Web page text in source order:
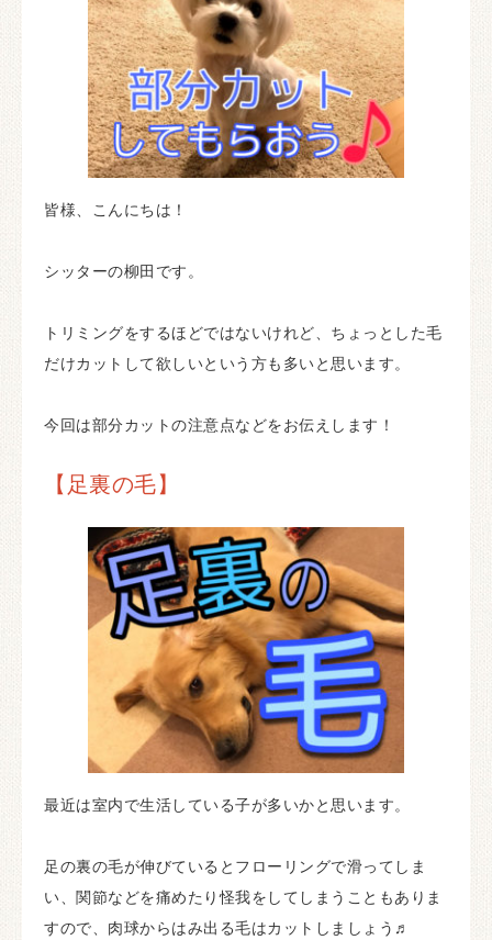
皆様、こんにちは！
シッターの柳田です。
トリミングをするほどではないけれど、ちょっとした毛
だけカットして欲しいという方も多いと思います。
今回は部分カットの注意点などをお伝えします！
【足裏の毛】
最近は室内で生活している子が多いかと思います。
足の裏の毛が伸びているとフローリングで滑ってしま
い、関節などを痛めたり怪我をしてしまうこともありま
すので、肉球からはみ出る毛はカットしましょう♬